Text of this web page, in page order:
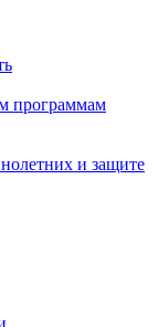
программам
и защите